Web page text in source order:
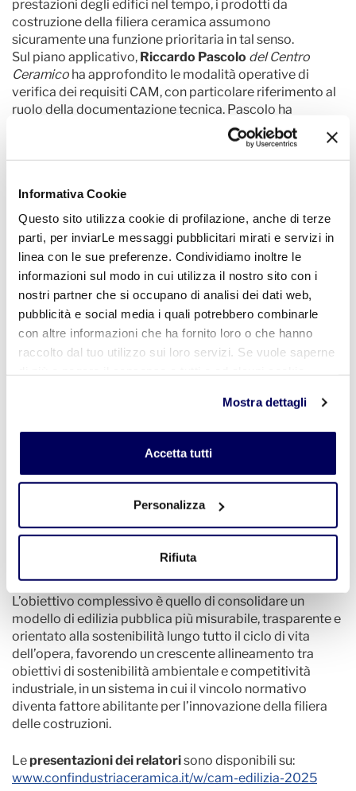
Informativa Cookie
Questo sito utilizza cookie di profilazione, anche di terze
parti, per inviarLe messaggi pubblicitari mirati e servizi in
linea con le sue preferenze. Condividiamo inoltre le
informazioni sul modo in cui utilizza il nostro sito con i
nostri partner che si occupano di analisi dei dati web,
pubblicità e social media i quali potrebbero combinarle
con altre informazioni che ha fornito loro o che hanno
raccolto dal tuo utilizzo sui loro servizi. Se vuole saperne
sul tasto "Accetta tutti". Se non vuole i cookie di
profilazione può negare il consenso sul tasto "Rifiuta".
Mostra dettagli
Accetta tutti
Personalizza
Rifiuta
prestazioni degli edifici nel tempo, i prodotti da
costruzione della filiera ceramica assumono
sicuramente una funzione prioritaria in tal senso.
Sul piano applicativo, Riccardo Pascolo del Centro
Ceramico ha approfondito le modalità operative di
verifica dei requisiti CAM, con particolare riferimento al
ruolo della documentazione tecnica. Pascolo ha
sottolineato come oggi la conformità non possa essere
basata su autodichiarazioni, ma debba essere
necessariamente supportata da evidenze tecniche
direzioni lavori assumono un compito centrale nel
garantire il rispetto dei criteri, diventando i soggetti
chiave nel processo di controllo tecnico-amministrativo
degli appalti pubblici.
La parte conclusiva del seminario, articolata in una
sessione domande e risposte con i partecipanti, ha
rivelato un forte interesse proprio verso le modalità
applicative dei nuovi CAM e la necessità di strumenti
operativi chiari a supporto degli operatori. Dal dibattito
standardizzazione interpretativa, in grado di ridurre le
soltanto come obbligo normativo, ma come dispositivo
tecnico di indirizzo in grado di orientare le scelte
La chiusura dei lavori ha infatti ribadito come il nuovo
sistema dei criteri ambientali minimi rappresenti un
costruzioni, rafforzando la connessione tra normativa,
strumenti di analisi del ciclo di vita e filiera produttiva.
L’obiettivo complessivo è quello di consolidare un
modello di edilizia pubblica più misurabile, trasparente e
orientato alla sostenibilità lungo tutto il ciclo di vita
dell’opera, favorendo un crescente allineamento tra
obiettivi di sostenibilità ambientale e competitività
industriale, in un sistema in cui il vincolo normativo
diventa fattore abilitante per l’innovazione della filiera
delle costruzioni.
Lepresentazioni dei relatorisono disponibili su:
www.confindustriaceramica.it/w/cam-edilizia-2025